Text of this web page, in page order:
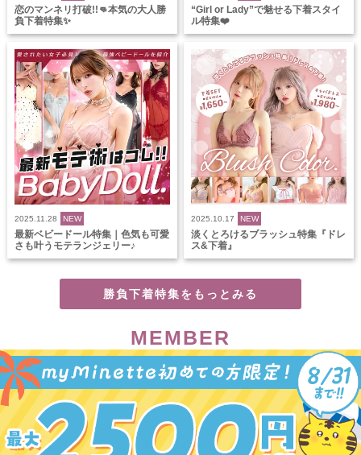
恋のマンネリ打破!!👊本気の大人勝
負下着特集✨
“Girl or Lady”で魅せる下着スタイ
ル特集❤️
2025.11.28 NEW
最新ベビードール特集｜色気も可愛
さも叶うモテランジェリー♪
2025.10.17 NEW
淡くとろけるブラッシュ特集『ドレ
ス&下着』
勝負下着特集をもっとみる
MEMBER